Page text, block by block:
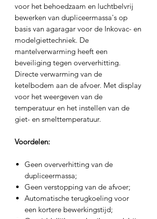
voor het behoedzaam en luchtbelvrij
bewerken van dupliceermassa's op
basis van agaragar voor de Inkovac- en
modelgiettechniek. De
mantelverwarming heeft een
beveiliging tegen oververhitting.
Directe verwarming van de
ketelbodem aan de afvoer. Met display
voor het weergeven van de
temperatuur en het instellen van de
giet- en smelttemperatuur.
Voordelen:
Geen oververhitting van de
dupliceermassa;
Geen verstopping van de afvoer;
Automatische terugkoeling voor
een kortere bewerkingstijd;